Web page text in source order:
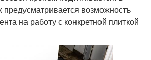
предусматривается возможность
на работу с конкретной плиткой